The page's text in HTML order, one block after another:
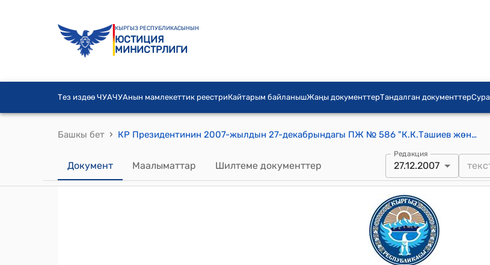
КЫРГЫЗ РЕСПУБЛИКАСЫНЫН
ЮСТИЦИЯ
МИНИСТРЛИГИ
Тез издөө ЧУАЧУАнын мамлекеттик реестриКайтарым байланышЖаңы документтерТандалган документтер
Башкы бет › КР Президентинин 2007-жылдын 27-декабрындагы ПЖ № 586 "К.К.Ташиев жөнүндө" Жарлыгы
Документ Маалыматтар Шилтеме документтер
Редакция
27.12.2007